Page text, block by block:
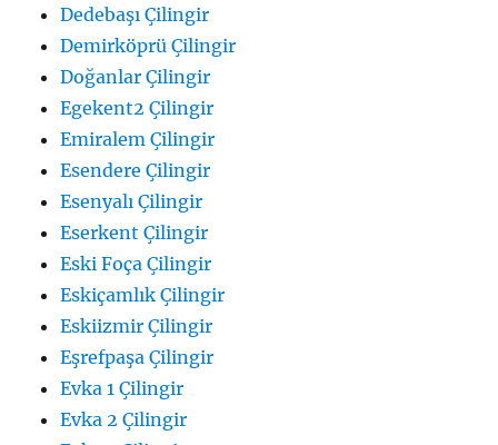
Dedebaşı Çilingir
Demirköprü Çilingir
Doğanlar Çilingir
Egekent2 Çilingir
Emiralem Çilingir
Esendere Çilingir
Esenyalı Çilingir
Eserkent Çilingir
Eski Foça Çilingir
Eskiçamlık Çilingir
Eskiizmir Çilingir
Eşrefpaşa Çilingir
Evka 1 Çilingir
Evka 2 Çilingir